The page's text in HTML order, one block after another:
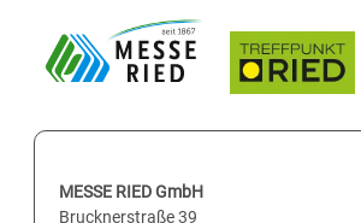
MESSE RIED GmbH
Brucknerstraße 39